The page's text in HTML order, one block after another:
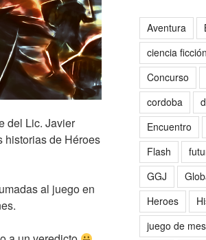
del Lic. Javier
historias de Héroes
al juego en
Aventura
ciencia ficción
Concurso
cordoba
Encuentro
Flash
GGJ
Heroes
juego de